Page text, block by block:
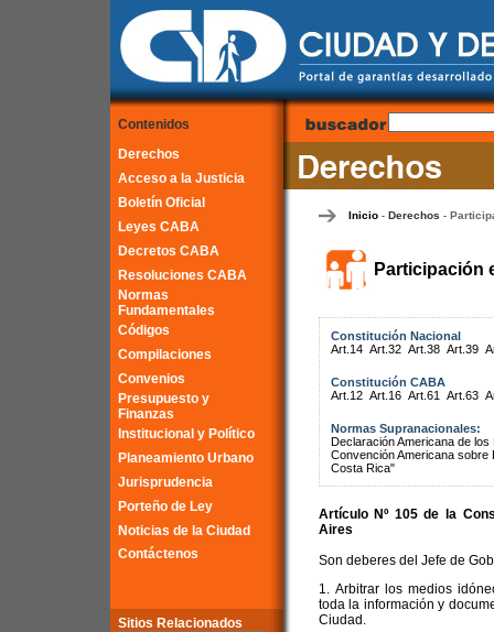
Contenidos
Derechos
Acceso a la Justicia
Boletín Oficial
Leyes CABA
Decretos CABA
Resoluciones CABA
Normas
Fundamentales
Códigos
Compilaciones
Convenios
Presupuesto y
Finanzas
Institucional y Político
Planeamiento Urbano
Jurisprudencia
Porteño de Ley
Noticias de la Ciudad
Contáctenos
Sitios Relacionados
Inicio- Derechos -
Participación
Constitución Nacional
Art.14 Art.32 Art.38 Art.39
Constitución CABA
Art.12 Art.16 Art.61 Art.63
Normas Supranacionales:
Declaración Americana de
Convención Americana
Costa Rica"
Artículo Nº 105 de la
Aires
Son deberes del Jefe de
1. Arbitrar los medios
toda la información y
Ciudad.